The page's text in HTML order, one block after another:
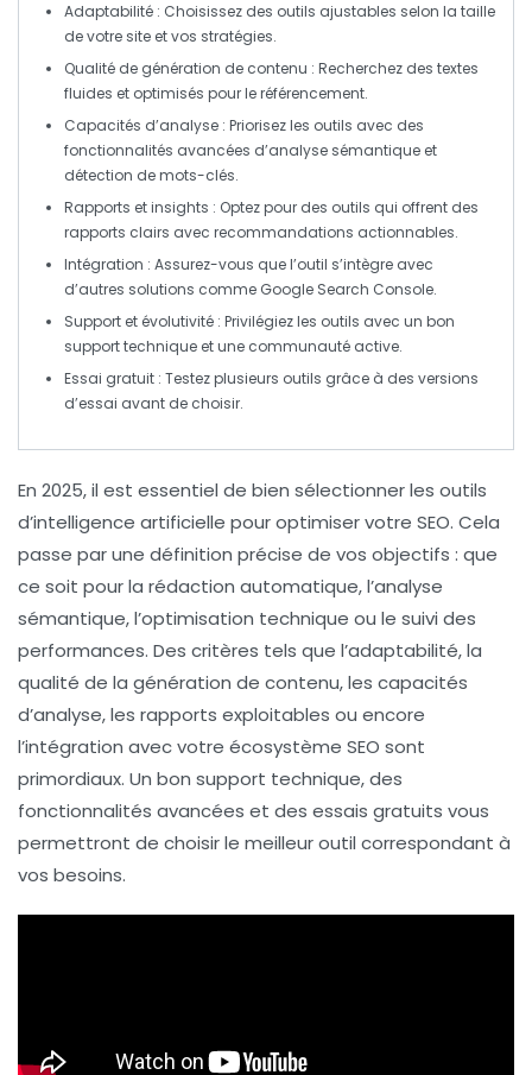
Adaptabilité : Choisissez des outils ajustables selon la taille
de votre site et vos stratégies.
Qualité de génération de contenu : Recherchez des textes
fluides et optimisés pour leréférencement.
Capacités d’analyse : Priorisez les outils avec des
fonctionnalités avancées d’analyse sémantique et
détection de mots-clés.
Rapports et insights : Optez pour des outils qui offrent des
rapports clairs avec recommandations actionnables.
Intégration : Assurez-vous que l’outil s’intègre avec
d’autres solutions comme Google Search Console.
Support et évolutivité : Privilégiez les outils avec un bon
support technique et une communauté active.
Essai gratuit : Testez plusieurs outils grâce à des versions
d’essai avant de choisir.
En 2025, il est essentiel de bien sélectionner les outils
d’intelligence artificielle pouroptimiser votre SEO. Cela
passe par une définition précise de vos objectifs : que
ce soit pour la rédaction automatique, l’analyse
sémantique, l’optimisation technique ou le suivi des
performances. Des critères tels que l’adaptabilité, la
qualité de la génération de contenu, les capacités
d’analyse, les rapports exploitables ou encore
l’intégration avec votre écosystème SEO sont
primordiaux. Un bon support technique, des
fonctionnalités avancées et des essais gratuits vous
permettront de choisir le meilleur outil correspondant à
vos besoins.